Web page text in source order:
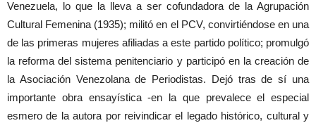
Venezuela, lo que la lleva a ser cofundadora de la Agrupación
Cultural Femenina (1935); militó en el PCV, convirtiéndose en una
de las primeras mujeres afiliadas a este partido político; promulgó
la reforma del sistema penitenciario y participó en la creación de
la Asociación Venezolana de Periodistas. Dejó tras de sí una
importante obra ensayística -en la que prevalece el especial
esmero de la autora por reivindicar el legado histórico, cultural y